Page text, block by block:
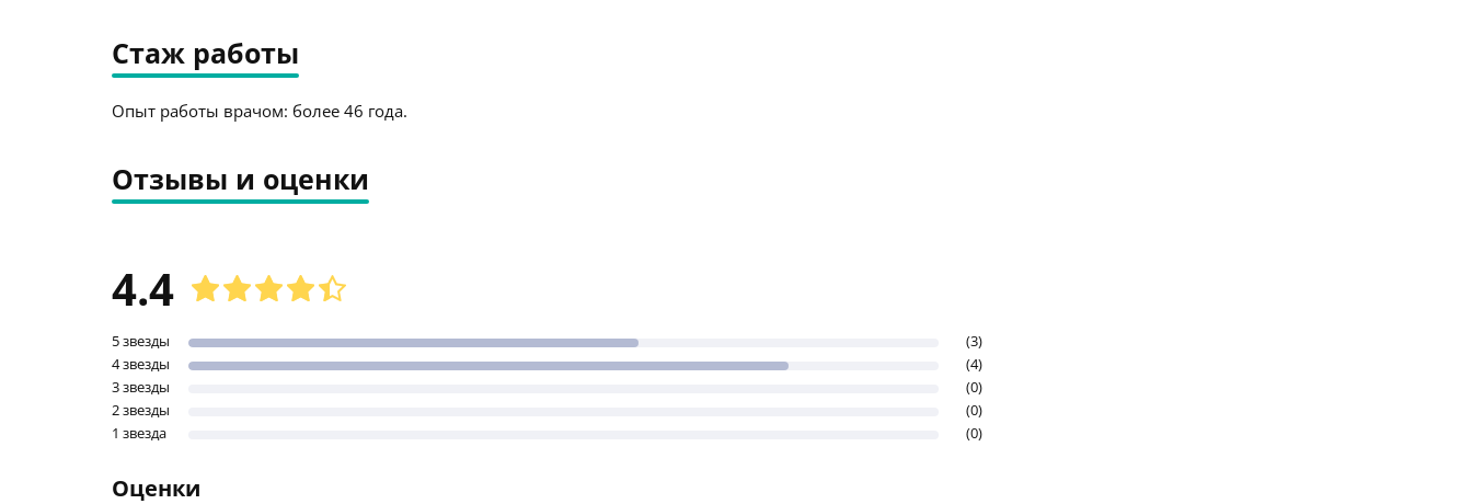
Стаж работы
Опыт работы врачом: более 46 года.
Отзывы и оценки
4.4
5 звезды
(3)
4 звезды
(4)
3 звезды
(0)
2 звезды
(0)
1 звезда
(0)
Оценки